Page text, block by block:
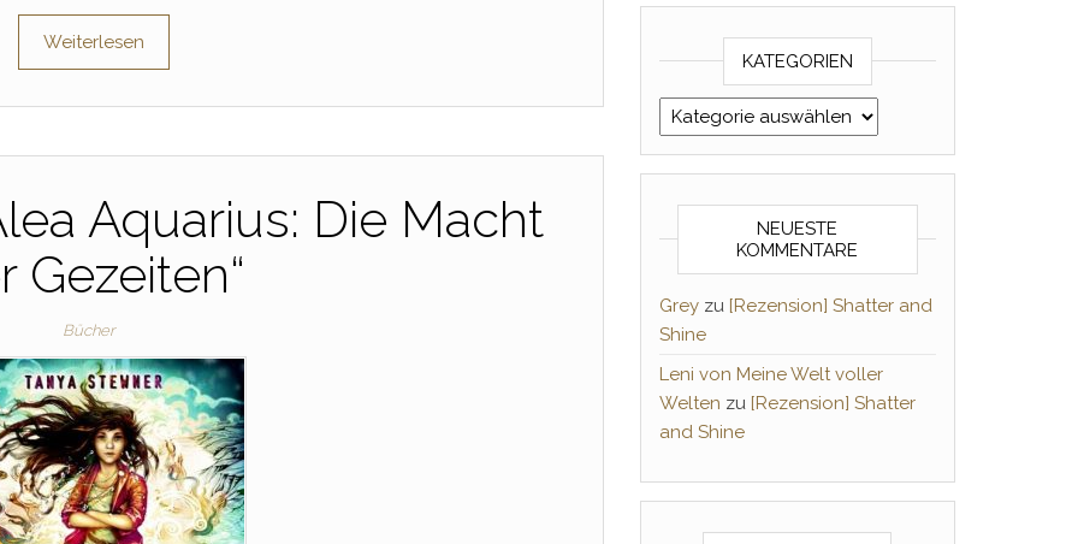
Weiterlesen
Aquarius: Die Macht
Gezeiten“
Bücher
KATEGORIEN
Kategorien
NEUESTE
KOMMENTARE
Greyzu [Rezension] Shatter and
Shine
Leni von Meine Welt voller
Welten zu [Rezension] Shatter
and Shine